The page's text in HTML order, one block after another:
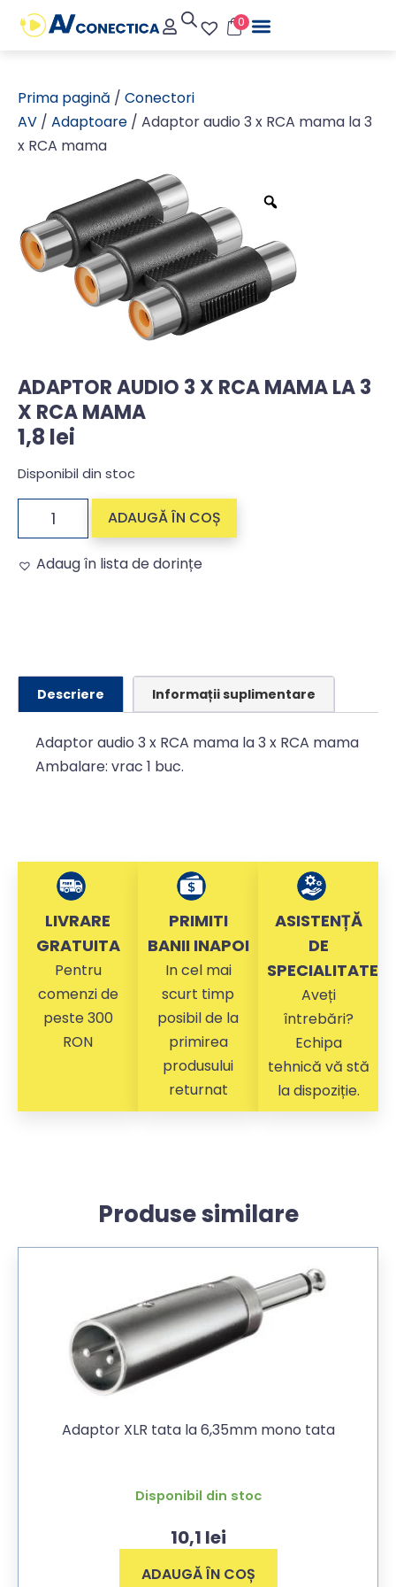
0
Prima pagină / Conectori
AV / Adaptoare / Adaptor audio 3 x RCA mama la 3
x RCA mama
ADAPTOR AUDIO 3 X RCA MAMA LA 3
X RCA MAMA
1,8 lei
Disponibil din stoc
ADAUGĂ ÎN COȘ
Adaug în lista de dorințe
Descriere Informații suplimentare
Adaptor audio 3 x RCA mama la 3 x RCA mama
Ambalare: vrac 1 buc.
LIVRARE
GRATUITA
Pentru
comenzi de
peste 300
RON
PRIMITI
BANII INAPOI
In cel mai
scurt timp
posibil de la
primirea
produsului
returnat
ASISTENȚĂ
DE
SPECIALITATE
Aveți
întrebări?
Echipa
tehnică vă stă
la dispoziție.
Produse similare
Adaptor XLR tata la 6,35mm mono tata
Disponibil din stoc
10,1 lei
ADAUGĂ ÎN COȘ